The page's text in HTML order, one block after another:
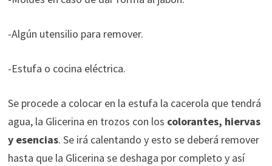
-Algún utensilio para remover.
-Estufa o cocina eléctrica.
Se procede a colocar en la estufa la cacerola que tendrá
agua, la Glicerina en trozos con los colorantes, hiervas
y esencias. Se irá calentando y esto se deberá remover
hasta que la Glicerina se deshaga por completo y así